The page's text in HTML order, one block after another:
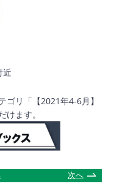
近
ゴリ「【2021年4-6月】
ます。
次へ